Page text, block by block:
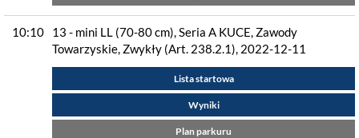
10:10
13 - mini LL (70-80 cm), Seria A KUCE, Zawody
Towarzyskie, Zwykły (Art. 238.2.1), 2022-12-11
Lista startowa
Wyniki
Plan parkuru